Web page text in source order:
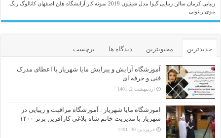
زیبایی کرمان سالن زیبایی گیوا مدل شینیون 2019 نمونه کار آرایشگاه هلن اصفهان کاتالوگ رنگ
موی زیتونی
جدیدترین محبوبترین دیدگاه ها برچسب
آموزشگاه آرایش و پیرایش مایا شهریار با اعطای مدرک
فنی و حرفه ای
اردیبهشت 2, 1401
اموزشگاه مایا شهریار : آموزشگاه مراقبت و زیبایی در
شهریار با مدیریت خانم شاه بلاغی کارآفرین برتر ۱۴۰۰
فروردین 30, 1401